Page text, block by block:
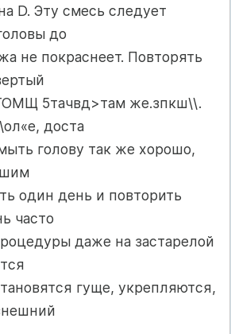
D. Эту смесь следует
до
не покраснеет. Повторять
5тачвд>там же.зпкш\\.
доста­
голову так же хорошо,
один день и повторить
часто
даже на застарелой
гуще, укрепляются,